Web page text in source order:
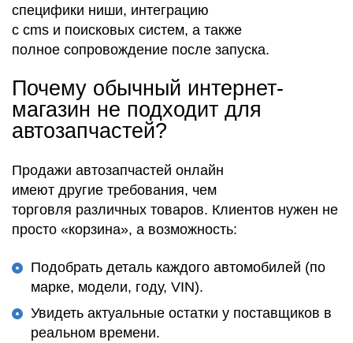
специфики ниши, интеграцию
с cms и поисковых систем, а также
полное сопровождение после запуска.
Почему обычный интернет-
магазин не подходит для
автозапчастей?
Продажи автозапчастей онлайн
имеют другие требования, чем
торговля различных товаров. Клиентов нужен не
просто «корзина», а возможность:
Подобрать деталь каждого автомобилей (по
марке, модели, году, VIN).
Увидеть актуальные остатки у поставщиков в
реальном времени.